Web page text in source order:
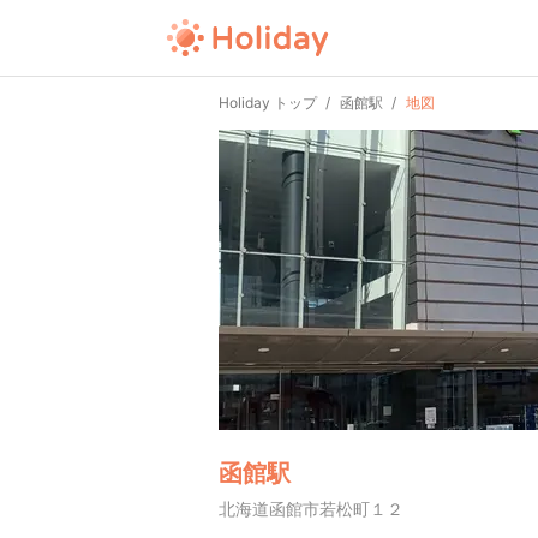
Holiday トップ 函館駅 地図
函館駅
北海道函館市若松町１２